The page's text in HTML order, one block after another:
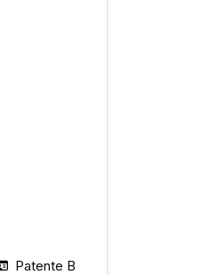
Patente B